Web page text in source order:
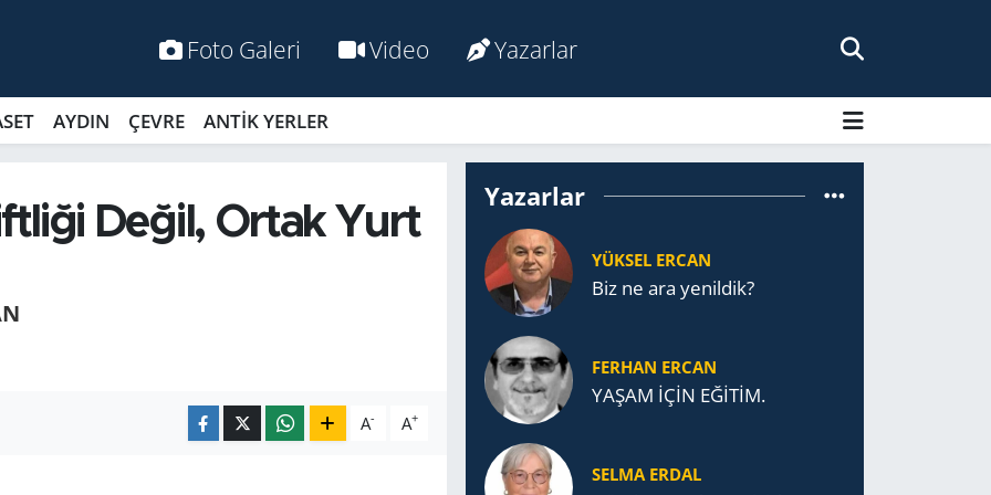
Foto Galeri Video Yazarlar
AYDIN ÇEVRE ANTİK YERLER
Değil, Ortak Yurt
A- A+
Yazarlar
YÜKSEL ERCAN
Biz ne ara yenildik?
FERHAN ERCAN
YAŞAM İÇİN EĞİTİM.
SELMA ERDAL